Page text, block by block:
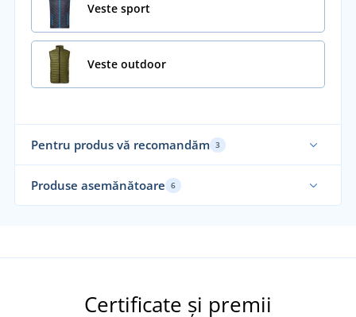
Veste sport
Veste outdoor
Pentru produs vă recomandăm 3
Produse asemănătoare 6
Certificate și premii